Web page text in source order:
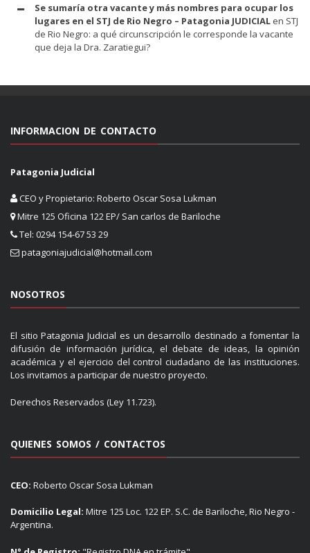
Se sumaría otra vacante y más nombres para ocupar los
lugares en el STJ de Rio Negro – Patagonia JUDICIAL en STJ
de Rio Negro: a qué circunscripción le corresponde la vacante
que deja la Dra. Zaratiegui?
INFORMACION DE CONTACTO
Patagonia Judicial
CEO y Propietario: Roberto Oscar Sosa Lukman
Mitre 125 Oficina 122 EP/ San carlos de Bariloche
Tel: 0294 154-67 53 29
patagoniajudicial@hotmail.com
NOSOTROS
El sitio Patagonia Judicial es un desarrollo destinado a fomentar la
difusión de información jurídica, el debate de ideas, la opinión
académica y el ejercicio del control ciudadano de las instituciones.
Los invitamos a participar de nuestro proyecto.
Derechos Reservados (Ley 11.723).
QUIENES SOMOS / CONTACTOS
CEO: Roberto Oscar Sosa Lukman
Domicilio Legal: Mitre 125 Loc. 122 EP. S.C. de Bariloche, Rio Negro -
Argentina.